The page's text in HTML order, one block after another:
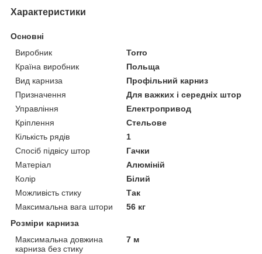
Характеристики
Основні
Виробник
Torro
Країна виробник
Польща
Вид карниза
Профільний карниз
Призначення
Для важких і середніх штор
Управління
Електропривод
Кріплення
Стельове
Кількість рядів
1
Спосіб підвісу штор
Гачки
Матеріал
Алюміній
Колір
Білий
Можливість стику
Так
Максимальна вага штори
56 кг
Розміри карниза
Максимальна довжина
карниза без стику
7 м